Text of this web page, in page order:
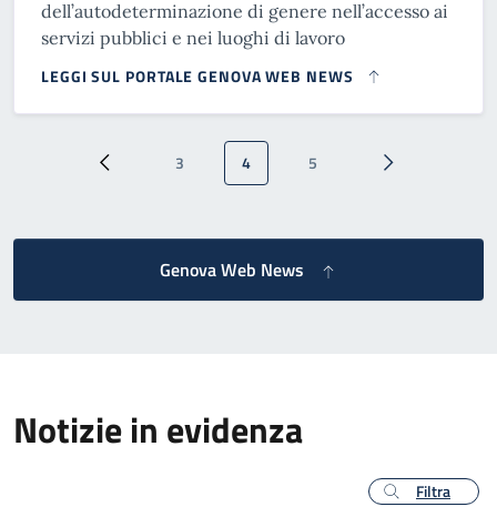
dell’autodeterminazione di genere nell’accesso ai
servizi pubblici e nei luoghi di lavoro
LEGGI SUL PORTALE GENOVA WEB NEWS
Paginazione
Pagina precedente
Pagina
3 Pagina attuale
4 Pagina
5 Pagina
Genova Web News
Notizie in evidenza
Filtra